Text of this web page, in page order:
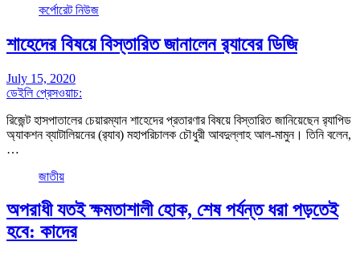
কর্পোরেট নিউজ
শাহেদের বিষয়ে বিস্তারিত জানালেন র‌্যাবের ডিজি
July 15, 2020
ডেইলি প্রেসওয়াচ:
রিজেন্ট হাসপাতালের চেয়ারম্যান শাহেদের প্রতারণার বিষয়ে বিস্তারিত জানিয়েছেন র‌্যাপিড
অ্যাকশন ব্যাটালিয়নের (র‌্যাব) মহাপরিচালক চৌধুরী আবদুল্লাহ আল-মামুন। তিনি বলেন,
…
জাতীয়
অপরাধী যতই ক্ষমতাশালী হোক, শেষ পর্যন্ত ধরা পড়তেই
হবে: কাদের